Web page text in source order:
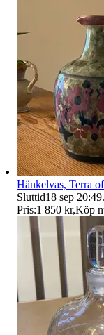
Hänkelvas, Terra
Sluttid18 sep 20:49.
Pris:1 850 kr,Köp